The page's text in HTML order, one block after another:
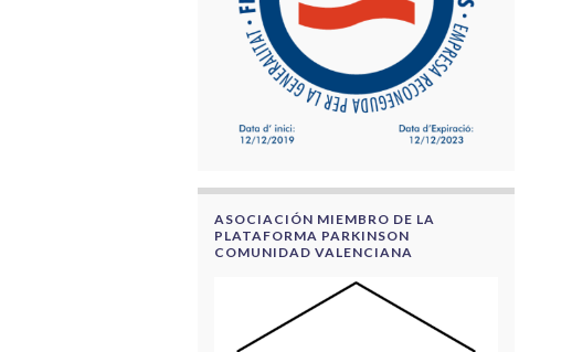
ASOCIACIÓN MIEMBRO DE LA
PLATAFORMA PARKINSON
COMUNIDAD VALENCIANA